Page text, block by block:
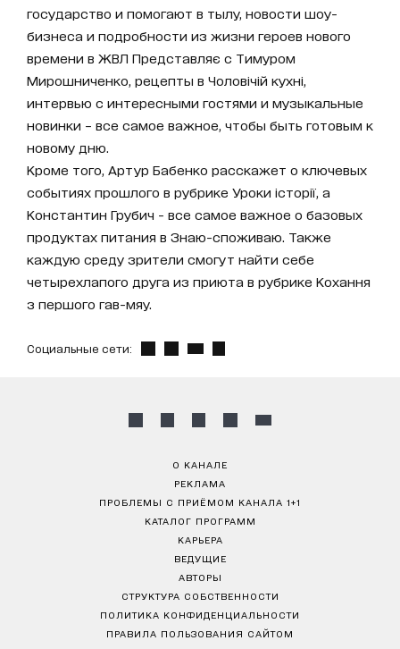
государство и помогают в тылу, новости шоу-
бизнеса и подробности из жизни героев нового
времени в ЖВЛ Представляє с Тимуром
Мирошниченко, рецепты в Чоловічій кухні,
интервью с интересными гостями и музыкальные
новинки – все самое важное, чтобы быть готовым к
новому дню.
Кроме того, Артур Бабенко расскажет о ключевых
событиях прошлого в рубрике Уроки історії, а
Константин Грубич - все самое важное о базовых
продуктах питания в Знаю-споживаю. Также
каждую среду зрители смогут найти себе
четырехлапого друга из приюта в рубрике Кохання
з першого гав-мяу.
Социальные сети:
О КАНАЛЕ
РЕКЛАМА
ПРОБЛЕМЫ С ПРИЁМОМ КАНАЛА 1+1
КАТАЛОГ ПРОГРАММ
КАРЬЕРА
ВЕДУЩИЕ
АВТОРЫ
СТРУКТУРА СОБСТВЕННОСТИ
ПОЛИТИКА КОНФИДЕНЦИАЛЬНОСТИ
ПРАВИЛА ПОЛЬЗОВАНИЯ САЙТОМ